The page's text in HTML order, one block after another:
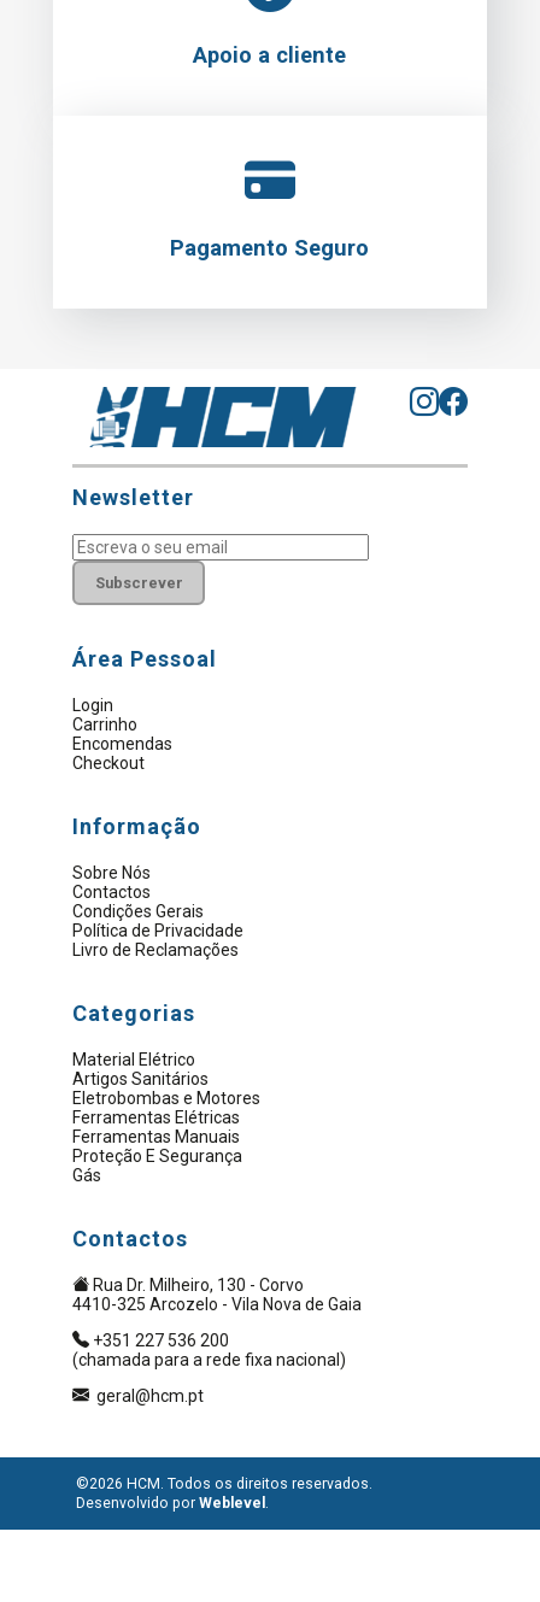
Apoio a cliente
Pagamento Seguro
Newsletter
Subscrever
Área Pessoal
Login
Carrinho
Encomendas
Checkout
Informação
Sobre Nós
Contactos
Condições Gerais
Política de Privacidade
Livro de Reclamações
Categorias
Material Elétrico
Artigos Sanitários
Eletrobombas e Motores
Ferramentas Elétricas
Ferramentas Manuais
Proteção E Segurança
Gás
Contactos
Rua Dr. Milheiro, 130 - Corvo
4410-325 Arcozelo - Vila Nova de Gaia
+351 227 536 200
(chamada para a rede fixa nacional)
geral@hcm.pt
©2026 HCM. Todos os direitos reservados.
Desenvolvido por Weblevel